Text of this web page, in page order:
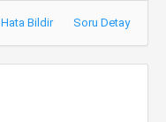
Hata Bildir Soru Detay